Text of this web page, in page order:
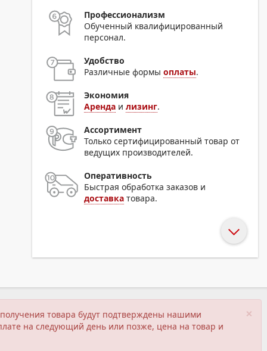
Профессионализм
Обученный квалифицированный
персонал.
Удобство
Различные формыоплаты.
Экономия
Аренда илизинг.
Ассортимент
Только сертифицированный товар от
ведущих производителей.
Оперативность
Быстрая обработка заказов и
доставка товара.
×
товара будут подтверждены нашими
на следующий день или позже, цена на товар и